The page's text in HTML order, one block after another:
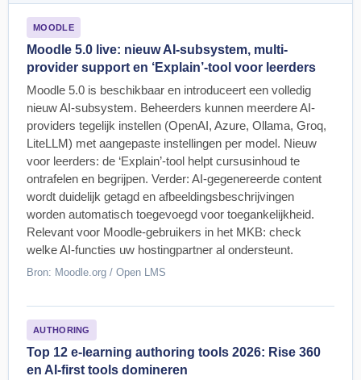
MOODLE
Moodle 5.0 live: nieuw AI-subsystem, multi-
provider support en ‘Explain’-tool voor leerders
Moodle 5.0 is beschikbaar en introduceert een volledig
nieuw AI-subsystem. Beheerders kunnen meerdere AI-
providers tegelijk instellen (OpenAI, Azure, Ollama, Groq,
LiteLLM) met aangepaste instellingen per model. Nieuw
voor leerders: de ‘Explain’-tool helpt cursusinhoud te
ontrafelen en begrijpen. Verder: AI-gegenereerde content
wordt duidelijk getagd en afbeeldingsbeschrijvingen
worden automatisch toegevoegd voor toegankelijkheid.
Relevant voor Moodle-gebruikers in het MKB: check
welke AI-functies uw hostingpartner al ondersteunt.
Bron: Moodle.org / Open LMS
AUTHORING
Top 12 e-learning authoring tools 2026: Rise 360
en AI-first tools domineren